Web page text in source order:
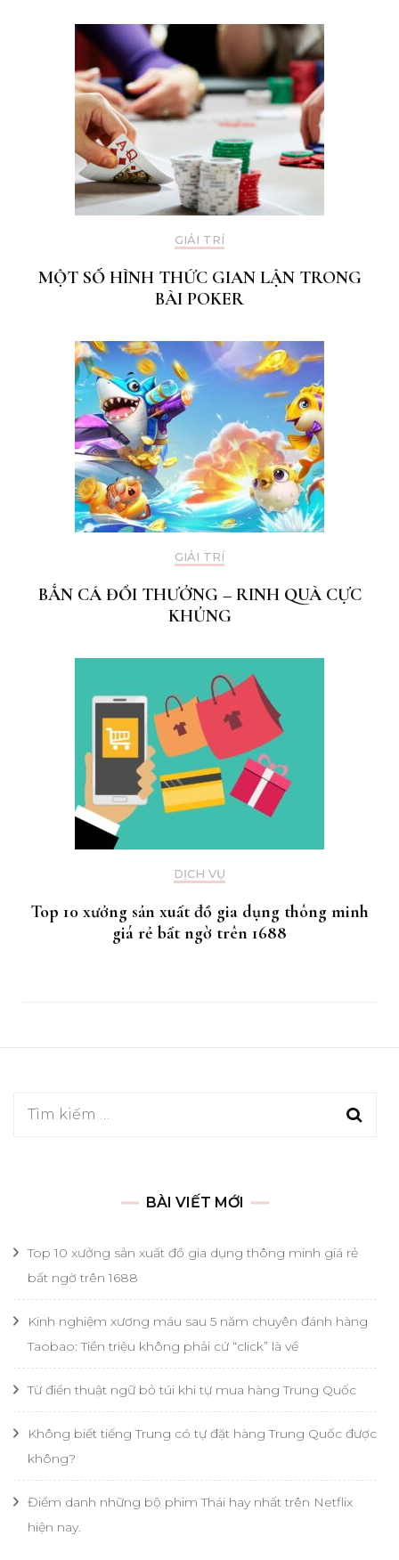
GIẢI TRÍ
MỘT SỐ HÌNH THỨC GIAN LẬN TRONG
BÀI POKER
GIẢI TRÍ
BẮN CÁ ĐỔI THƯỞNG – RINH QUÀ CỰC
KHỦNG
DỊCH VỤ
Top 10 xưởng sản xuất đồ gia dụng thông minh
giá rẻ bất ngờ trên 1688
Tìm
BÀI VIẾT MỚI
Top 10 xưởng sản xuất đồ gia dụng thông minh giá rẻ
bất ngờ trên 1688
Kinh nghiệm xương máu sau 5 năm chuyên đánh hàng
Taobao: Tiền triệu không phải cứ “click” là về
Từ điển thuật ngữ bỏ túi khi tự mua hàng Trung Quốc
Không biết tiếng Trung có tự đặt hàng Trung Quốc được
không?
Điểm danh những bộ phim Thái hay nhất trên Netflix
hiện nay.